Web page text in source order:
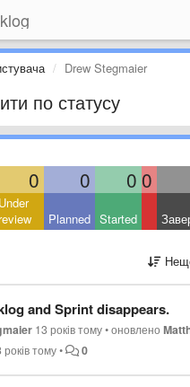
Drew Stegmaier
по статусу
0 0 0 0
Under
review
Planned Started
and Sprint disappears.
13 років тому•оновлено
років тому• 0